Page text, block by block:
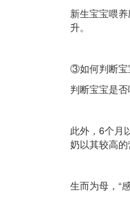
新生宝宝喂
升。
③如何判断宝
判断宝宝是
此外，6个月
奶以其较高
生而为母，“